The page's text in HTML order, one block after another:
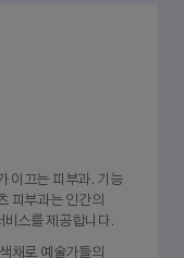
이끄는 피부과. 기능
피부과는 인간의
스를 제공합니다.
채로 예술가들의